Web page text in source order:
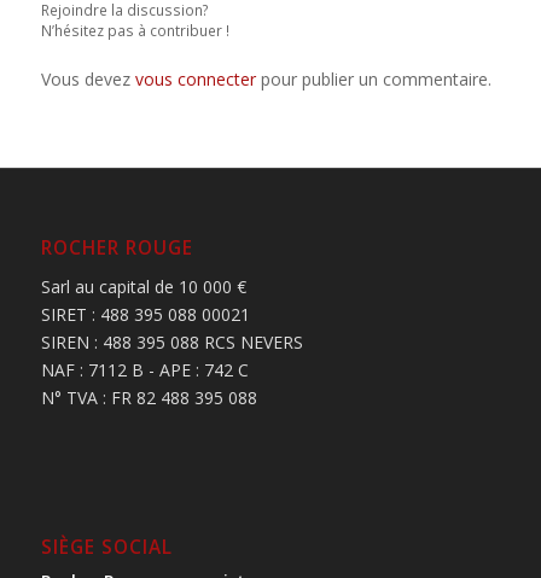
Rejoindre la discussion?
N’hésitez pas à contribuer !
Vous devez vous connecterpour publier un commentaire.
ROCHER ROUGE
Sarl au capital de 10 000 €
SIRET : 488 395 088 00021
SIREN : 488 395 088 RCS NEVERS
NAF : 7112 B - APE : 742 C
N° TVA : FR 82 488 395 088
SIÈGE SOCIAL